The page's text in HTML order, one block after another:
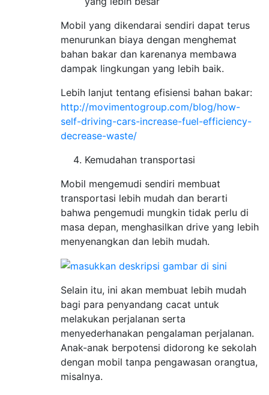
Mobil yang dikendarai sendiri dapat terus
menurunkan biaya dengan menghemat
bahan bakar dan karenanya membawa
dampak lingkungan yang lebih baik.
Lebih lanjut tentang efisiensi bahan bakar:
http://movimentogroup.com/blog/how-
self-driving-cars-increase-fuel-efficiency-
decrease-waste/
Kemudahan transportasi
Mobil mengemudi sendiri membuat
transportasi lebih mudah dan berarti
bahwa pengemudi mungkin tidak perlu di
masa depan, menghasilkan drive yang lebih
menyenangkan dan lebih mudah.
Selain itu, ini akan membuat lebih mudah
bagi para penyandang cacat untuk
melakukan perjalanan serta
menyederhanakan pengalaman perjalanan.
Anak-anak berpotensi didorong ke sekolah
dengan mobil tanpa pengawasan orangtua,
misalnya.